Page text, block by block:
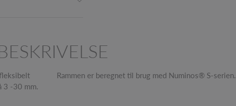
3 -30 mm.
Rammen er beregnet til brug med Numinos® S-serien.